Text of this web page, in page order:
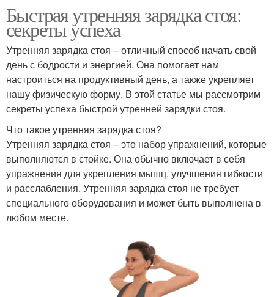
Быстрая утренняя зарядка стоя:
секреты успеха
Утренняя зарядка стоя – отличный способ начать свой
день с бодрости и энергией. Она помогает нам
настроиться на продуктивный день, а также укрепляет
нашу физическую форму. В этой статье мы рассмотрим
секреты успеха быстрой утренней зарядки стоя.
Что такое утренняя зарядка стоя?
Утренняя зарядка стоя – это набор упражнений, которые
выполняются в стойке. Она обычно включает в себя
упражнения для укрепления мышц, улучшения гибкости
и расслабления. Утренняя зарядка стоя не требует
специального оборудования и может быть выполнена в
любом месте.